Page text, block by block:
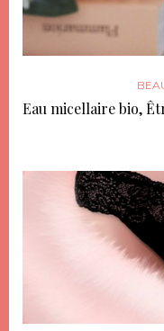
Eau micellaire bio,